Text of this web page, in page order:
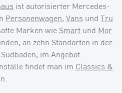
ist autorisierter Mercedes-
Personenwagen, Vans und Tru
Marken wie Smart und Mor
an zehn Standorten in der
im Angebot.
findet man im Classics &